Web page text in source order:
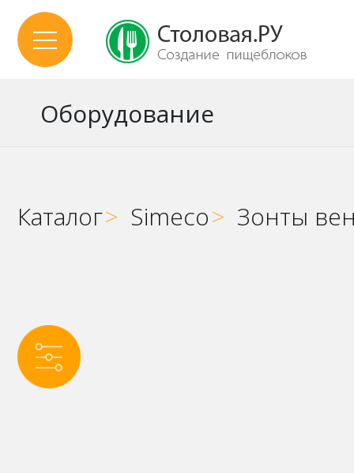
Оборудование
Каталог> Simeco> Зонты